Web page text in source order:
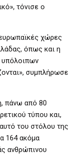
τόνισε ο
χώρες
όπως και η
υπόλοιπων
συμπλήρωσε
πάνω από 80
τύπου και,
του στόλου της
164 ακόμα
ανθρώπινου